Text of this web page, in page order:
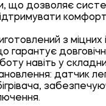
що дозволяє
з міцних
гарантує
навіть у
датчик